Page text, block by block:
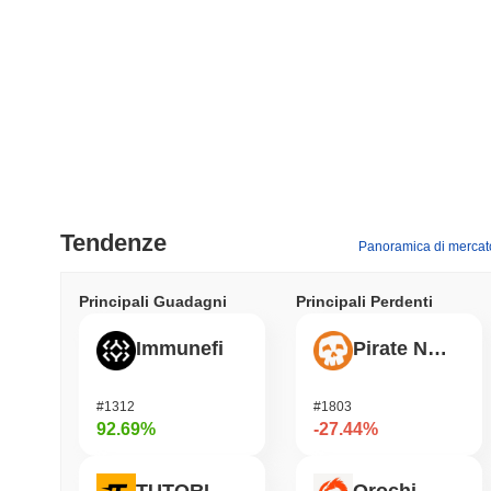
Tendenze Panoramica di
Principali Guadagni
Immunefi
#1312
92.69%
Principali Perdenti
Pirate Nation Token
#1803
-27.44%